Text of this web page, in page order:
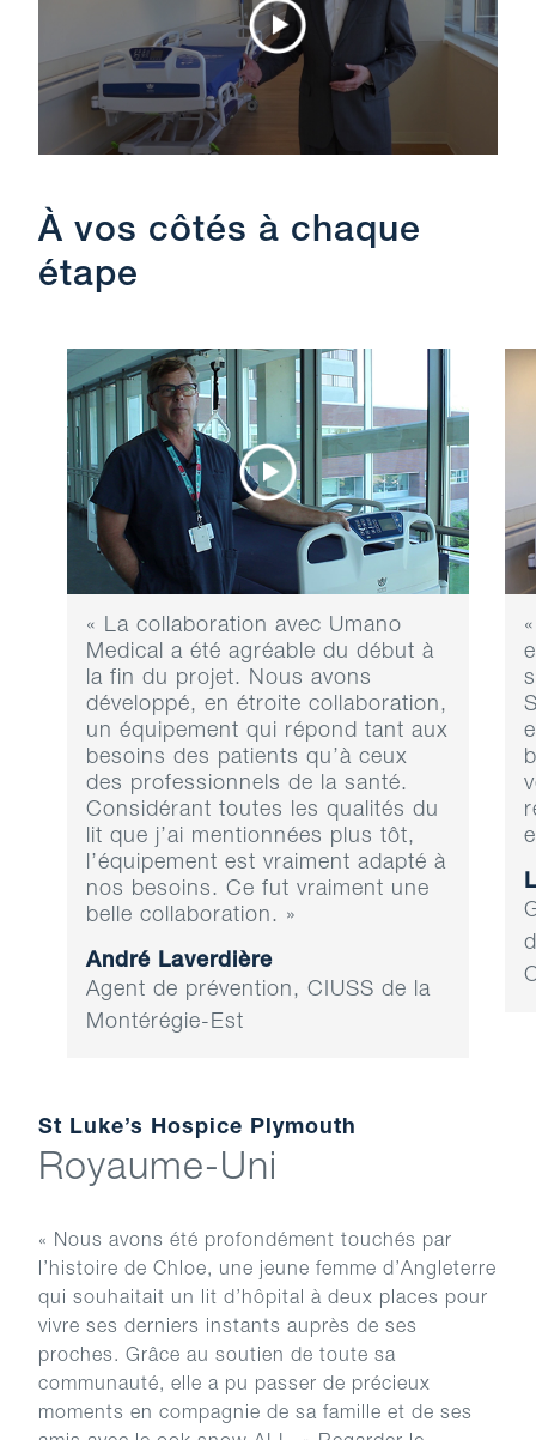
À vos côtés à chaque
étape
« La collaboration avec Umano
Medical a été agréable du début à
la fin du projet. Nous avons
développé, en étroite collaboration,
un équipement qui répond tant aux
besoins des patients qu’à ceux
des professionnels de la santé.
Considérant toutes les qualités du
lit que j’ai mentionnées plus tôt,
l’équipement est vraiment adapté à
nos besoins. Ce fut vraiment une
belle collaboration. »
André Laverdière
Agent de prévention, CIUSS de la
Montérégie-Est
St Luke’s Hospice Plymouth
Royaume-Uni
« Nous avons été profondément touchés par
l’histoire de Chloe, une jeune femme d’Angleterre
qui souhaitait un lit d’hôpital à deux places pour
vivre ses derniers instants auprès de ses
proches. Grâce au soutien de toute sa
communauté, elle a pu passer de précieux
moments en compagnie de sa famille et de ses